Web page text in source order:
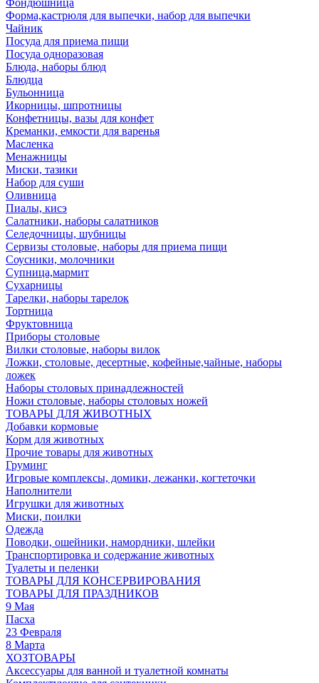
Фондюшница
Форма,кастрюля для выпечки, набор для выпечки
Чайник
Посуда для приема пищи
Посуда одноразовая
Блюда, наборы блюд
Блюдца
Бульонница
Икорницы, шпротницы
Конфетницы, вазы для конфет
Креманки, емкости для варенья
Масленка
Менажницы
Миски, тазики
Набор для суши
Оливница
Пиалы, кисэ
Салатники, наборы салатников
Селедочницы, шубницы
Сервизы столовые, наборы для приема пищи
Соусники, молочники
Супница,мармит
Сухарницы
Тарелки, наборы тарелок
Тортница
Фруктовница
Приборы столовые
Вилки столовые, наборы вилок
Ложки, столовые, десертные, кофейные,чайные, наборы
ложек
Наборы столовых принадлежностей
Ножи столовые, наборы столовых ножей
ТОВАРЫ ДЛЯ ЖИВОТНЫХ
Добавки кормовые
Корм для животных
Прочие товары для животных
Груминг
Игровые комплексы, домики, лежанки, когтеточки
Наполнители
Игрушки для животных
Миски, поилки
Одежда
Поводки, ошейники, намордники, шлейки
Транспортировка и содержание животных
Туалеты и пеленки
ТОВАРЫ ДЛЯ КОНСЕРВИРОВАНИЯ
ТОВАРЫ ДЛЯ ПРАЗДНИКОВ
9 Мая
Пасха
23 Февраля
8 Марта
ХОЗТОВАРЫ
Аксессуары для ванной и туалетной комнаты